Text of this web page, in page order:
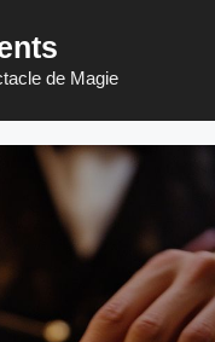
de Magie